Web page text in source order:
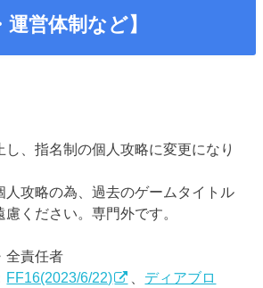
運営体制など】
、指名制の個人攻略に変更になり
人攻略の為、過去のゲームタイトル
ください。専門外です。
全責任者
FF16(2023/6/22)
ディアブロ